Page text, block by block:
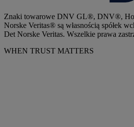
Znaki towarowe DNV GL®, DNV®,
Norske Veritas® są własnością spółek
Det Norske Veritas. Wszelkie prawa
WHEN TRUST MATTERS